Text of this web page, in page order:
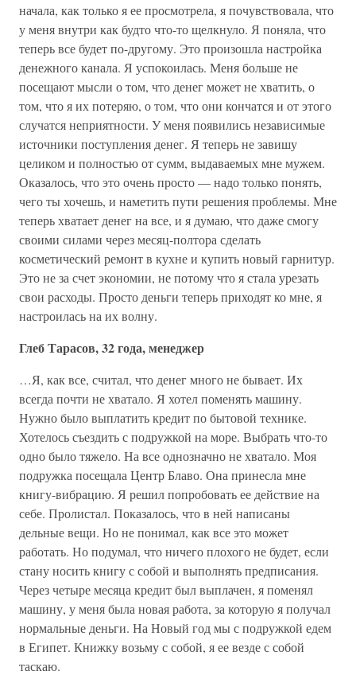
начала, как только я ее просмотрела, я почувствовала, что
у меня внутри как будто что-то щелкнуло. Я поняла, что
теперь все будет по-другому. Это произошла настройка
денежного канала. Я успокоилась. Меня больше не
посещают мысли о том, что денег может не хватить, о
том, что я их потеряю, о том, что они кончатся и от этого
случатся неприятности. У меня появились независимые
источники поступления денег. Я теперь не завишу
целиком и полностью от сумм, выдаваемых мне мужем.
Оказалось, что это очень просто — надо только понять,
чего ты хочешь, и наметить пути решения проблемы. Мне
теперь хватает денег на все, и я думаю, что даже смогу
своими силами через месяц-полтора сделать
косметический ремонт в кухне и купить новый гарнитур.
Это не за счет экономии, не потому что я стала урезать
свои расходы. Просто деньги теперь приходят ко мне, я
настроилась на их волну.
Глеб Тарасов, 32 года, менеджер
…Я, как все, считал, что денег много не бывает. Их
всегда почти не хватало. Я хотел поменять машину.
Нужно было выплатить кредит по бытовой технике.
Хотелось съездить с подружкой на море. Выбрать что-то
одно было тяжело. На все однозначно не хватало. Моя
подружка посещала Центр Блаво. Она принесла мне
книгу-вибрацию. Я решил попробовать ее действие на
себе. Пролистал. Показалось, что в ней написаны
дельные вещи. Но не понимал, как все это может
работать. Но подумал, что ничего плохого не будет, если
стану носить книгу с собой и выполнять предписания.
Через четыре месяца кредит был выплачен, я поменял
машину, у меня была новая работа, за которую я получал
нормальные деньги. На Новый год мы с подружкой едем
в Египет. Книжку возьму с собой, я ее везде с собой
таскаю.